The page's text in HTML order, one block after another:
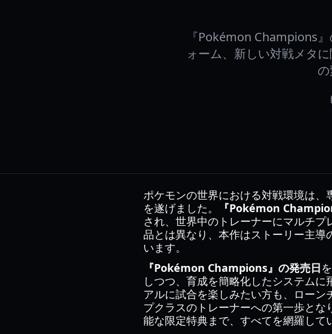
『Pokémon Champions
ォーム、新しい対戦メタ
の
ポケモンの世界における対戦環境は
を遂げました。
『Pokémon
され、世界中のトレーナーにマルチ
品とは異なり、本作はストーリー主
います。
『Pokémon Champions』の発売日
しつつ、育成を簡略化したシステム
アルに試合を楽しみたい方も、ロー
プクラスのトレーナーへの第一歩と
能な限定特典まで、すべてを網羅して